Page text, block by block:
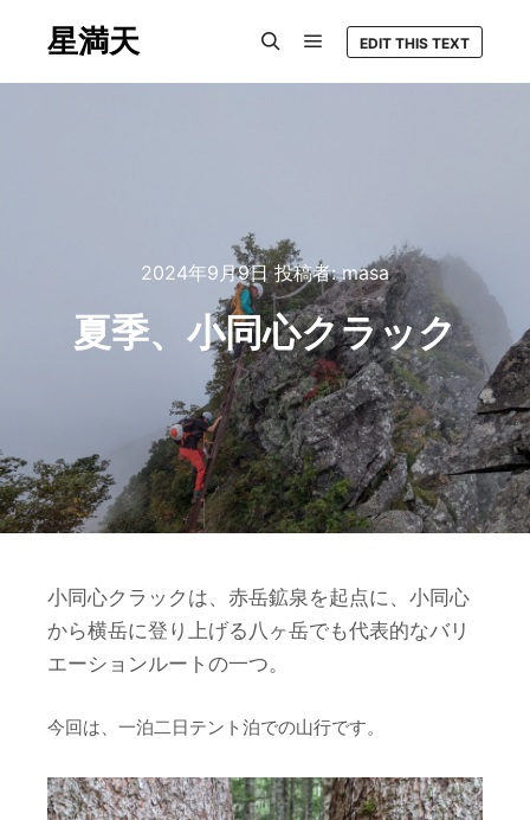
星満天 EDIT THIS TEXT
2024年9月9日投稿者:masa
夏季、小同心クラック
小同心クラックは、赤岳鉱泉を起点に、小同心
から横岳に登り上げる八ヶ岳でも代表的なバリ
エーションルートの一つ。
今回は、一泊二日テント泊での山行です。